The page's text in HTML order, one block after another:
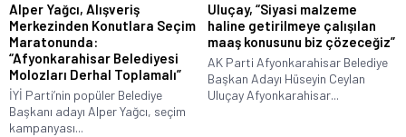
Alper Yağcı, Alışveriş
Merkezinden Konutlara Seçim
Maratonunda:
“Afyonkarahisar Belediyesi
Molozları Derhal Toplamalı”
İYİ Parti’nin popüler Belediye
Başkanı adayı Alper Yağcı, seçim
kampanyası...
Uluçay, “Siyasi malzeme
haline getirilmeye çalışılan
maaş konusunu biz çözeceğiz”
AK Parti Afyonkarahisar Belediye
Başkan Adayı Hüseyin Ceylan
Uluçay Afyonkarahisar...